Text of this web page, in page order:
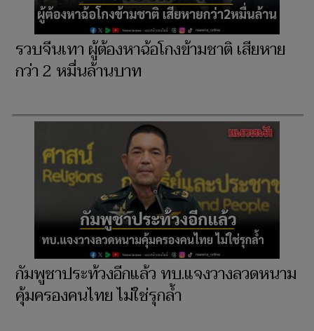
รวบจีนเทา ผู้ต้องหาฉ้อโกงข้ามชาติ เสียหาย
กว่า 2 หมื่นล้านบาท
กัมพูชาประท้วงอีกแล้ว ทบ.แจงวางลวดหนาม
คุ้มครองคนไทย ไม่ใช่รุกล้ำ